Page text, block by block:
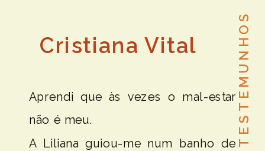
Aprendi que às vezes o mal-estar
não é meu.
A Liliana guiou-me num banho de
Cristiana Vital TESTEMUNHOS